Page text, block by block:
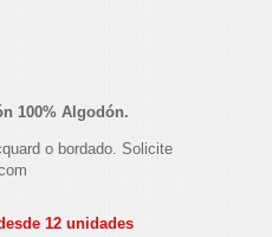
100% Algodón.
o bordado. Solicite
12 unidades